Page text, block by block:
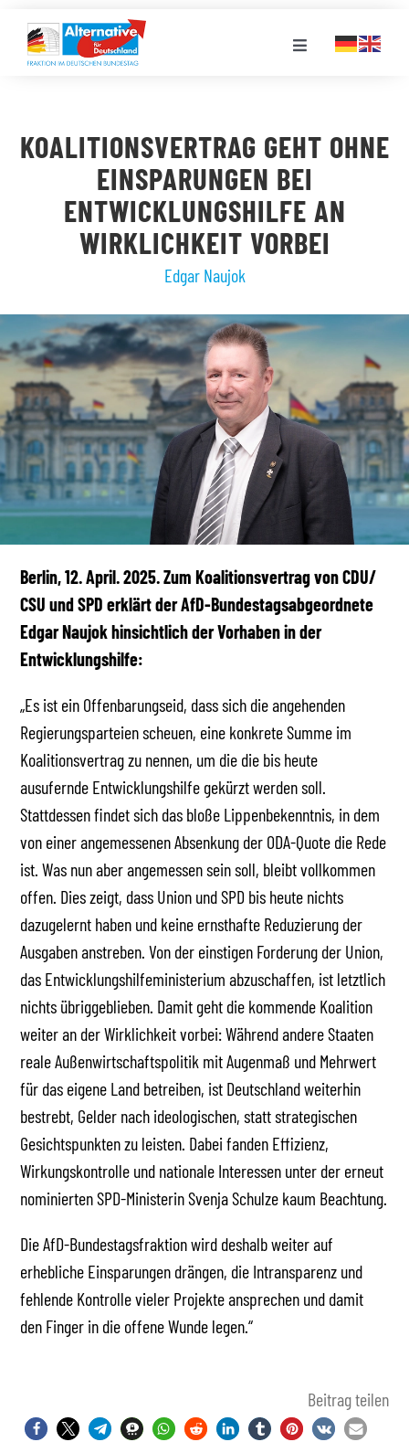
Inhalt
springen
Toggle
LANDESGRUPPEN
VERANSTALTUNGEN
STELLENPORTAL
MEDIATHEK
KOALITIONSVERTRAG GEHT OHNE
EINSPARUNGEN BEI
ENTWICKLUNGSHILFE AN
WIRKLICHKEIT VORBEI
Edgar Naujok
Berlin, 12. April. 2025. Zum Koalitionsvertrag von CDU/
CSU und SPD erklärt der AfD-Bundestagsabgeordnete
Edgar Naujok hinsichtlich der Vorhaben in der
Entwicklungshilfe:
„Es ist ein Offenbarungseid, dass sich die angehenden
Regierungsparteien scheuen, eine konkrete Summe im
Koalitionsvertrag zu nennen, um die die bis heute
ausufernde Entwicklungshilfe gekürzt werden soll.
Stattdessen findet sich das bloße Lippenbekenntnis, in dem
von einer angemessenen Absenkung der ODA-Quote die Rede
ist. Was nun aber angemessen sein soll, bleibt vollkommen
offen. Dies zeigt, dass Union und SPD bis heute nichts
dazugelernt haben und keine ernsthafte Reduzierung der
Ausgaben anstreben. Von der einstigen Forderung der Union,
das Entwicklungshilfeministerium abzuschaffen, ist letztlich
nichts übriggeblieben. Damit geht die kommende Koalition
weiter an der Wirklichkeit vorbei: Während andere Staaten
reale Außenwirtschaftspolitik mit Augenmaß und Mehrwert
für das eigene Land betreiben, ist Deutschland weiterhin
bestrebt, Gelder nach ideologischen, statt strategischen
Gesichtspunkten zu leisten. Dabei fanden Effizienz,
Wirkungskontrolle und nationale Interessen unter der erneut
nominierten SPD-Ministerin Svenja Schulze kaum Beachtung.
Die AfD-Bundestagsfraktion wird deshalb weiter auf
erhebliche Einsparungen drängen, die Intransparenz und
fehlende Kontrolle vieler Projekte ansprechen und damit
den Finger in die offene Wunde legen.“
Beitrag teilen